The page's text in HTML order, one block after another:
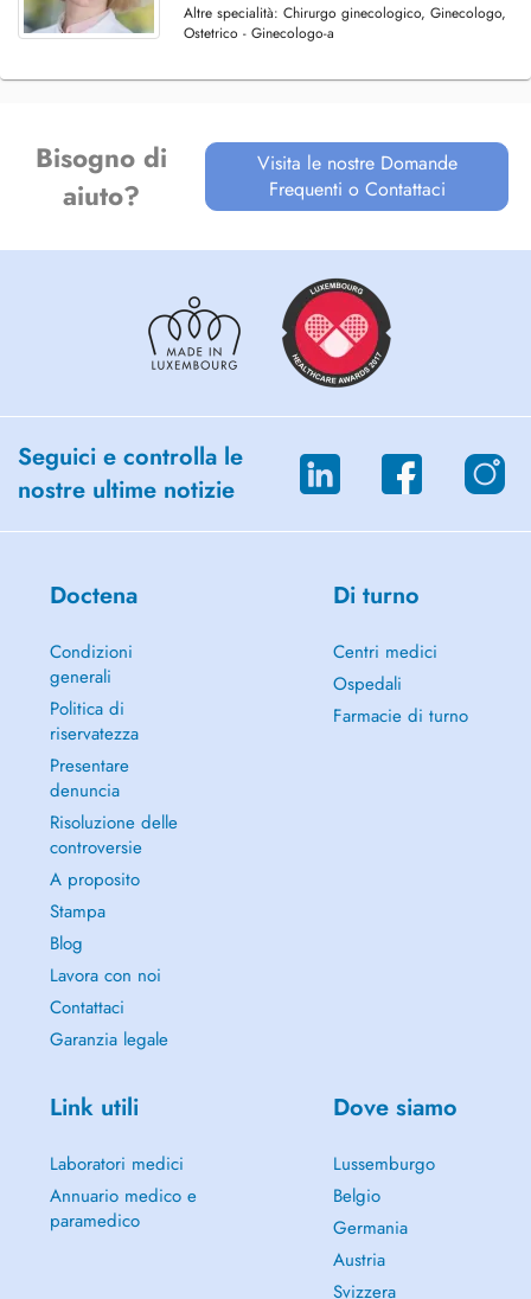
Altre specialità: Chirurgo ginecologico, Ginecologo,
Ostetrico - Ginecologo-a
Bisogno di
aiuto?
Visita le nostre Domande
Frequenti o Contattaci
Seguici e controlla le
nostre ultime notizie
Doctena
Condizioni
generali
Politica di
riservatezza
Presentare
denuncia
Risoluzione delle
controversie
A proposito
Stampa
Blog
Lavora con noi
Contattaci
Garanzia legale
Di turno
Centri medici
Ospedali
Farmacie di turno
Link utili
Laboratori medici
Annuario medico e
paramedico
Dove siamo
Lussemburgo
Belgio
Germania
Austria
Svizzera